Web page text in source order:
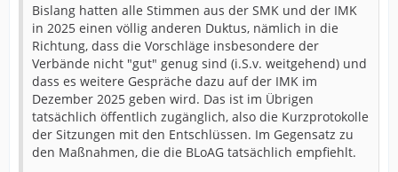
Bislang hatten alle Stimmen aus der SMK und der IMK
in 2025 einen völlig anderen Duktus, nämlich in die
Richtung, dass die Vorschläge insbesondere der
Verbände nicht "gut" genug sind (i.S.v. weitgehend) und
dass es weitere Gespräche dazu auf der IMK im
Dezember 2025 geben wird. Das ist im Übrigen
tatsächlich öffentlich zugänglich, also die Kurzprotokolle
der Sitzungen mit den Entschlüssen. Im Gegensatz zu
den Maßnahmen, die die BLoAG tatsächlich empfiehlt.